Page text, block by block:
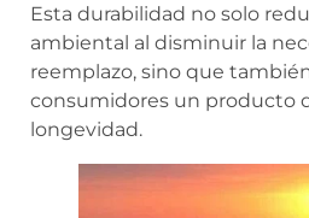
Esta durabilidad no solo
ambiental al disminuir la
reemplazo, sino que
consumidores un producto
longevidad.